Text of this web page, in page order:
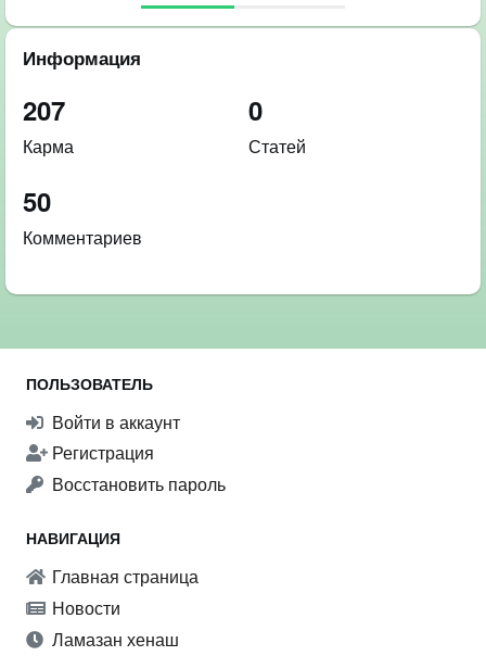
Информация
207
Карма
0
Статей
50
Комментариев
ПОЛЬЗОВАТЕЛЬ
Войти в аккаунт
Регистрация
Восстановить пароль
НАВИГАЦИЯ
Главная страница
Новости
Ламазан хенаш